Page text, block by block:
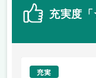
充実度
充実